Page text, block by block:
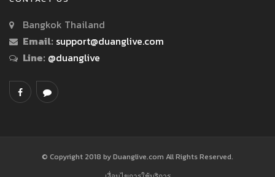
Bangkok Thailand
Email: support@duanglive.com
Line: @duanglive
© Copyright 2018 by Duanglive.com All Rights Reserved.